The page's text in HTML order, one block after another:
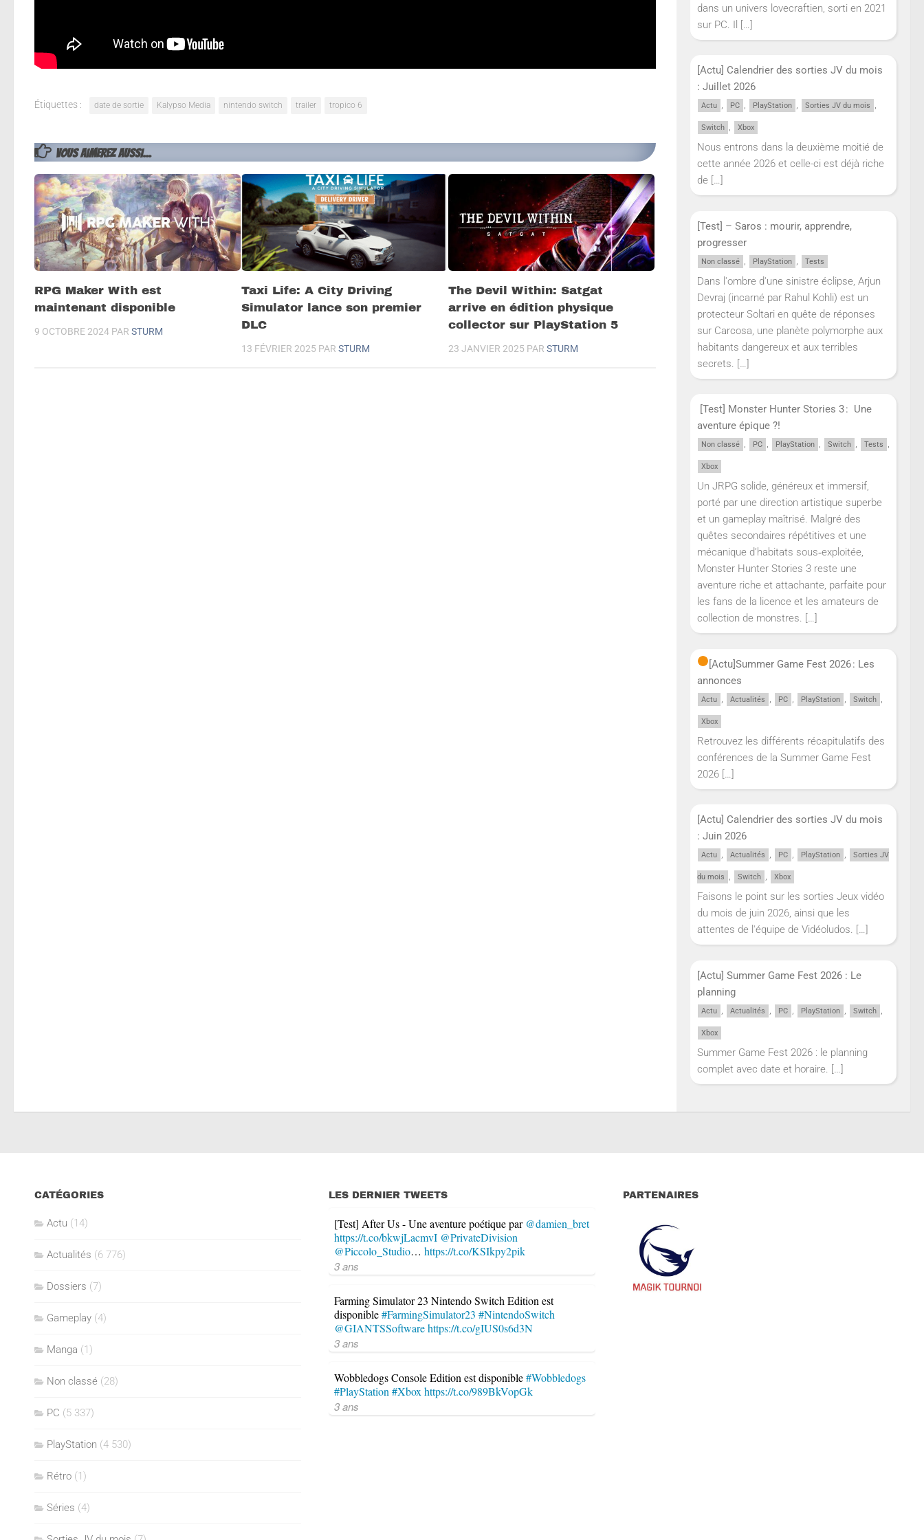
faire des raids afin de voler les merveilles du monde telles que la Statue de la Liberté ou bien encore, la Tour Eiffel.
Étiquettes : date de sortie Kalypso Media nintendo switch trailer tropico 6
VOUS AIMEREZ AUSSI...
RPG Maker With est
maintenant disponible
9 OCTOBRE 2024 PAR STURM
Taxi Life: A City Driving
Simulator lance son premier
DLC
13 FÉVRIER 2025 PARSTURM
The Devil Within: Satgat
arrive en édition physique
collector sur PlayStation 5
23 JANVIER 2025 PARSTURM
dans un univers lovecraftien, sorti en 2021
sur PC. Il […]
[Actu] Calendrier des sorties JV du mois
: Juillet 2026
Actu , PC , PlayStation , Sorties JV du mois ,
Switch , Xbox
Nous entrons dans la deuxième moitié de
cette année 2026 et celle-ci est déjà riche
de […]
[Test] – Saros : mourir, apprendre,
progresser
Non classé , PlayStation , Tests
Dans l'ombre d'une sinistre éclipse, Arjun
Devraj (incarné par Rahul Kohli) est un
protecteur Soltari en quête de réponses
sur Carcosa, une planète polymorphe aux
habitants dangereux et aux terribles
secrets. […]
[Test] Monster Hunter Stories 3 : Une
aventure épique ?!
Non classé , PC , PlayStation , Switch , Tests ,
Xbox
Un JRPG solide, généreux et immersif,
porté par une direction artistique superbe
et un gameplay maîtrisé. Malgré des
quêtes secondaires répétitives et une
mécanique d’habitats sous‑exploitée,
Monster Hunter Stories 3 reste une
aventure riche et attachante, parfaite pour
les fans de la licence et les amateurs de
collection de monstres. […]
[Actu]Summer Game Fest 2026 : Les
annonces
Actu , Actualités , PC , PlayStation , Switch ,
Xbox
Retrouvez les différents récapitulatifs des
conférences de la Summer Game Fest
2026 […]
[Actu] Calendrier des sorties JV du mois
: Juin 2026
Actu , Actualités , PC , PlayStation , Sorties JV
du mois , Switch , Xbox
Faisons le point sur les sorties Jeux vidéo
du mois de juin 2026, ainsi que les
attentes de l'équipe de Vidéoludos. […]
[Actu] Summer Game Fest 2026 : Le
planning
Actu , Actualités , PC , PlayStation , Switch ,
Xbox
Summer Game Fest 2026 : le planning
complet avec date et horaire. […]
CATÉGORIES
Actu (14)
Actualités (6 776)
Dossiers (7)
Gameplay (4)
Manga (1)
Non classé (28)
PC (5 337)
PlayStation (4 530)
Rétro (1)
Séries (4)
LES DERNIER TWEETS
[Test] After Us - Une aventure poétique par @damien_bret
https://t.co/bkwjLacmvI @PrivateDivision
@Piccolo_Studio… https://t.co/KSIkpy2pik
3 ans
Farming Simulator 23 Nintendo Switch Edition est
disponible#FarmingSimulator23 #NintendoSwitch
@GIANTSSoftwarehttps://t.co/gIUS0s6d3N
3 ans
Wobbledogs Console Edition est disponible#Wobbledogs
#PlayStation #Xbox https://t.co/989BkVopGk
3 ans
PARTENAIRES